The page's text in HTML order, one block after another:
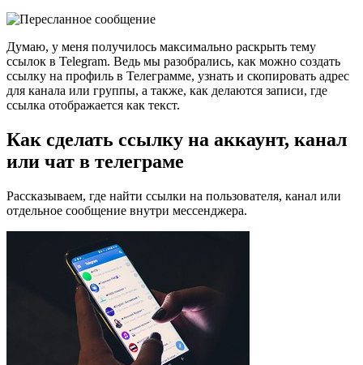
Думаю, у меня получилось максимально раскрыть тему
ссылок в Telegram. Ведь мы разобрались, как можно создать
ссылку на профиль в Телеграмме, узнать и скопировать адрес
для канала или группы, а также, как делаются записи, где
ссылка отображается как текст.
Как сделать ссылку на аккаунт, канал
или чат в телеграме
Рассказываем, где найти ссылки на пользователя, канал или
отдельное сообщение внутри мессенджера.